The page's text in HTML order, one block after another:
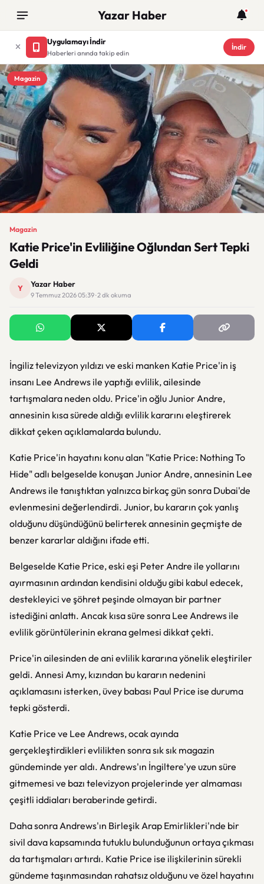
Yazar Haber
Uygulamayı İndir
Haberleri anında takip edin
İndir
Magazin
Magazin
Katie Price'in Evliliğine Oğlundan Sert Tepki
Geldi
Y Yazar Haber
9 Temmuz 2026 05:39 · 2 dk okuma
İngiliz televizyon yıldızı ve eski manken Katie Price'in iş
insanı Lee Andrews ile yaptığı evlilik, ailesinde
tartışmalara neden oldu. Price'in oğlu Junior Andre,
annesinin kısa sürede aldığı evlilik kararını eleştirerek
dikkat çeken açıklamalarda bulundu.
Katie Price'in hayatını konu alan "Katie Price: Nothing To
Hide" adlı belgeselde konuşan Junior Andre, annesinin Lee
Andrews ile tanıştıktan yalnızca birkaç gün sonra Dubai'de
evlenmesini değerlendirdi. Junior, bu kararın çok yanlış
olduğunu düşündüğünü belirterek annesinin geçmişte de
benzer kararlar aldığını ifade etti.
Belgeselde Katie Price, eski eşi Peter Andre ile yollarını
ayırmasının ardından kendisini olduğu gibi kabul edecek,
destekleyici ve şöhret peşinde olmayan bir partner
istediğini anlattı. Ancak kısa süre sonra Lee Andrews ile
evlilik görüntülerinin ekrana gelmesi dikkat çekti.
Price'in ailesinden de ani evlilik kararına yönelik eleştiriler
geldi. Annesi Amy, kızından bu kararın nedenini
açıklamasını isterken, üvey babası Paul Price ise duruma
tepki gösterdi.
Katie Price ve Lee Andrews, ocak ayında
gerçekleştirdikleri evlilikten sonra sık sık magazin
gündeminde yer aldı. Andrews'ın İngiltere'ye uzun süre
gitmemesi ve bazı televizyon projelerinde yer almaması
çeşitli iddiaları beraberinde getirdi.
Daha sonra Andrews'ın Birleşik Arap Emirlikleri'nde bir
sivil dava kapsamında tutuklu bulunduğunun ortaya çıkması
da tartışmaları artırdı. Katie Price ise ilişkilerinin sürekli
gündeme taşınmasından rahatsız olduğunu ve özel hayatını